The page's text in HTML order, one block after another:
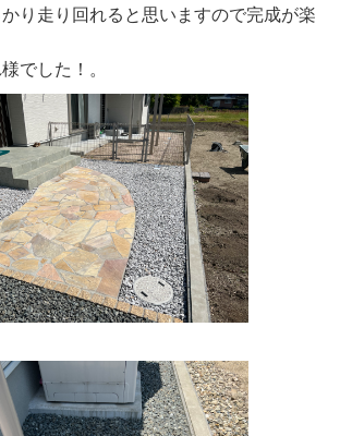
り走り回れると思いますので完成が楽
でした！。